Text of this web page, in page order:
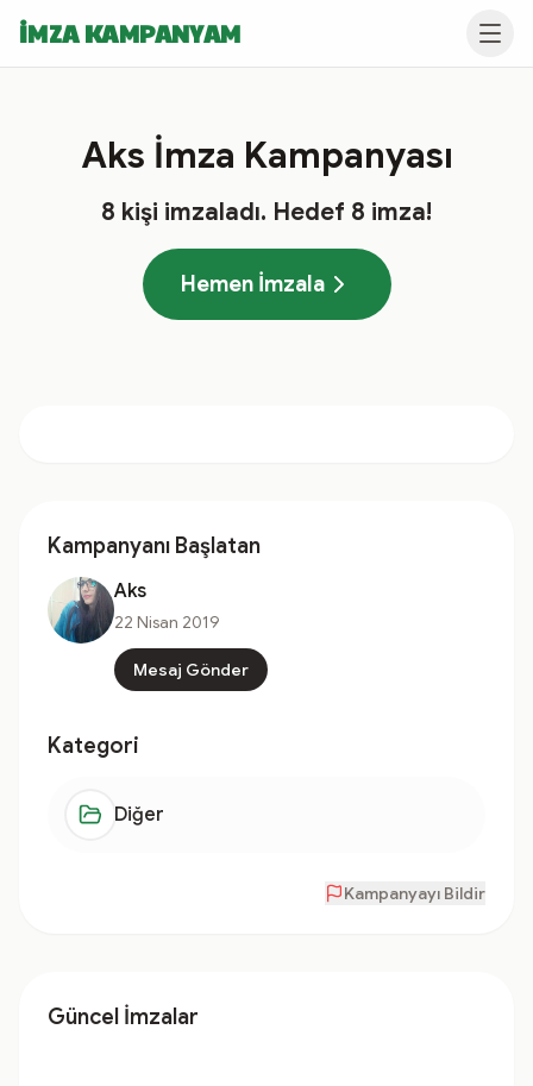
İMZA KAMPANYAM
Aks İmza Kampanyası
8 kişi imzaladı. Hedef 8 imza!
Hemen İmzala
Kampanyanı Başlatan
Aks
22 Nisan 2019
Mesaj Gönder
Kategori
Diğer
Kampanyayı Bildir
Güncel İmzalar